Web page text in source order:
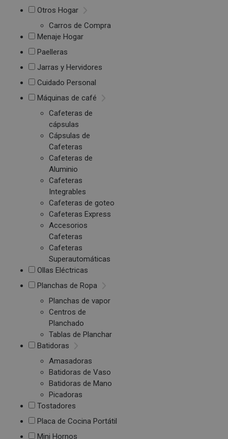
Otros Hogar
Carros de Compra
Menaje Hogar
Paelleras
Jarras y Hervidores
Cuidado Personal
Máquinas de café
Cafeteras de
cápsulas
Cápsulas de
Cafeteras
Cafeteras de
Aluminio
Cafeteras
Integrables
Cafeteras de goteo
Cafeteras Express
Accesorios
Cafeteras
Cafeteras
Superautomáticas
Ollas Eléctricas
Planchas de Ropa
Planchas de vapor
Centros de
Planchado
Tablas de Planchar
Batidoras
Amasadoras
Batidoras de Vaso
Batidoras de Mano
Picadoras
Tostadores
Placa de Cocina Portátil
Mini Hornos